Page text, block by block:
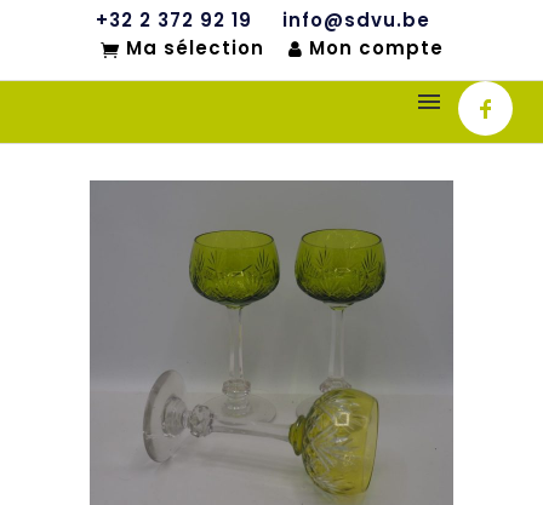
+32 2 372 92 19
info@sdvu.be
Ma sélection
Mon compte